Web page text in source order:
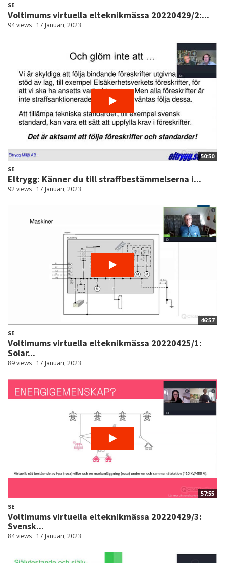
SE
Voltimums virtuella elteknikmässa 20220429/2:...
94 views 17 Januari, 2023
50:50
SE
Eltrygg: Känner du till straffbestämmelserna i...
92 views 17 Januari, 2023
46:57
SE
Voltimums virtuella elteknikmässa 20220425/1:
Solar...
89 views 17 Januari, 2023
57:55
SE
Voltimums virtuella elteknikmässa 20220429/3:
Svensk...
84 views 17 Januari, 2023